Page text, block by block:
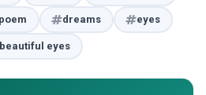
poem dreams eyes
beautiful eyes